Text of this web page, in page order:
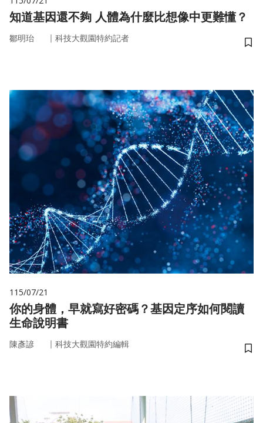
知道基因還不夠 人體為什麼比想像中更難懂？
鄒明珆 ｜ 科技大觀園特約記者
儲
115/07/21
你的身體，早就寫好密碼？基因定序如何閱讀
生命說明書
陳彥諺 ｜ 科技大觀園特約編輯
儲